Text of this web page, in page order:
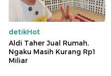
detikHot
Aldi Taher Jual Rumah,
Ngaku Masih Kurang Rp1
Miliar